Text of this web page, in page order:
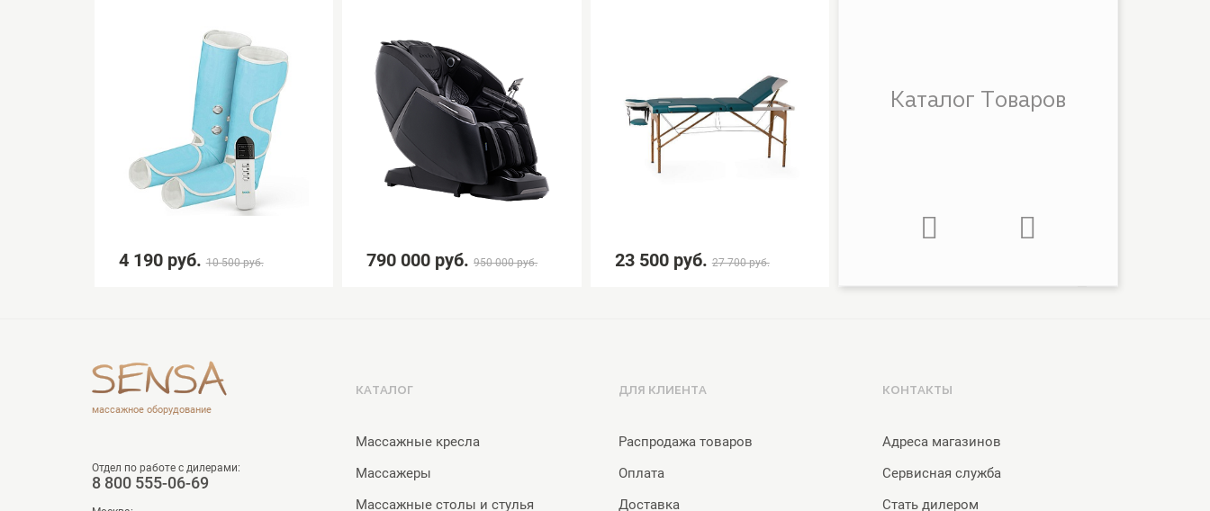
4 190 руб. 10 500 руб. 790 000 руб. 950 000 руб. 23 500 руб. 27 700 руб.
Каталог Товаров
массажное оборудование
Отдел по работе с дилерами:
8 800 555-06-69
КАТАЛОГ
Массажные кресла
Массажеры
Массажные столы и стулья
ДЛЯ КЛИЕНТА
Распродажа товаров
Оплата
Доставка
КОНТАКТЫ
Адреса магазинов
Сервисная служба
Стать дилером